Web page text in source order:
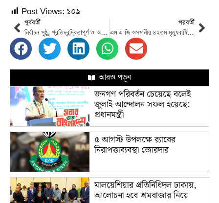
Post Views: ১০৯
পূর্ববর্তী
নির্বাচন সুষ্ঠু, প্রতিদ্বন্দ্বিতাপূর্ণ ও অন্তর্ভুক্তিমূলক হয়েছে : ইফতেখারুজ্জামান
পরবর্তী
এম এ জি ওসমানীর ৪২তম মৃত্যুবার্ষিকী পালন
আরও পড়ুন
জনগণ পরিবর্তন চেয়েছে বলেই
জুলাই আন্দোলন সফল হয়েছে:
প্রধানমন্ত্রী
৫ আগস্ট উপলক্ষে র‌্যাবের
নিরাপত্তাব্যবস্থা জোরদার
মালয়েশিয়ার প্রতিনিধিদল ঢাকায়,
আলোচনা হবে শ্রমবাজার নিয়ে